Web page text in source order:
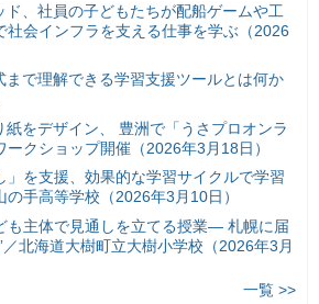
ド、社員の子どもたちが配船ゲームや工
社会インフラを支える仕事を学ぶ（2026
まで理解できる学習支援ツールとは何か
紙をデザイン、 豊洲で「うさプロオンラ
ークショップ開催（2026年3月18日）
」を支援、効果的な学習サイクルで学習
手高等学校（2026年3月10日）
も主体で見通しを立てる授業— 札幌に届
／北海道大樹町立大樹小学校（2026年3月
一覧 >>